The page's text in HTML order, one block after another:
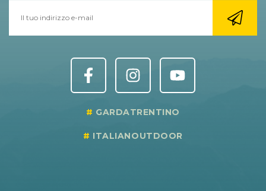
GARDATRENTINO
ITALIANOUTDOOR